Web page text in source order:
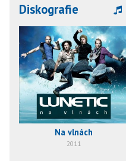
Diskografie
Na vlnách
2011